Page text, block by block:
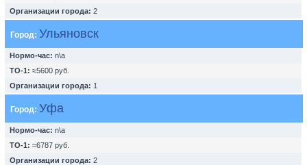
Организации города: 2
Город: Ульяновск
Нормо-час: n\a
ТО-1: ≈5600 руб.
Организации города: 1
Город: Уфа
Нормо-час: n\a
ТО-1: ≈6787 руб.
Организации города: 2